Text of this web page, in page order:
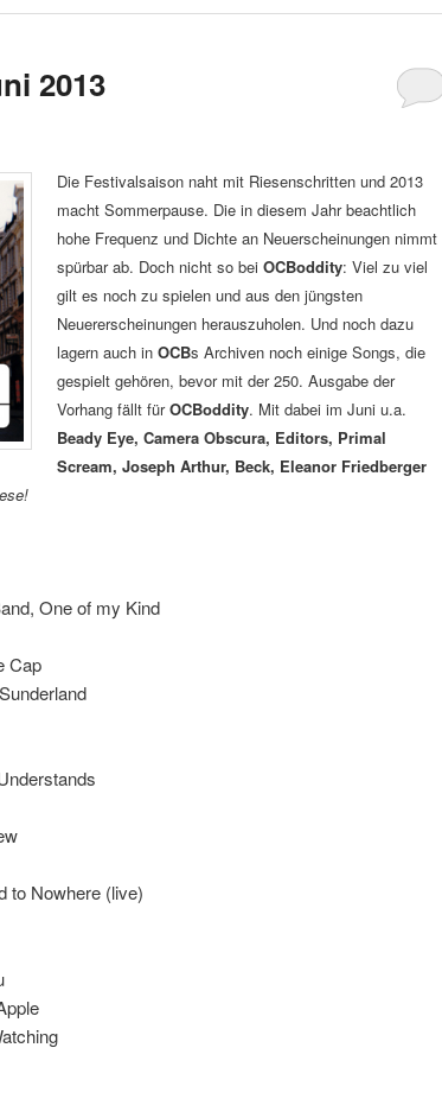
2013
Die Festivalsaison naht mit Riesenschritten und 2013
macht Sommerpause. Die in diesem Jahr beachtlich
hohe Frequenz und Dichte an Neuerscheinungen nimmt
spürbar ab. Doch nicht so beiOCBoddity: Viel zu viel
gilt es noch zu spielen und aus den jüngsten
Neuererscheinungen herauszuholen. Und noch dazu
lagern auch inOCBs Archiven noch einige Songs, die
gespielt gehören, bevor mit der 250. Ausgabe der
Vorhang fällt fürOCBoddity. Mit dabei im Juni u.a.
Beady Eye, Camera Obscura, Editors, Primal
Scream, Joseph Arthur, Beck, Eleanor Friedberger
One of my Kind
Cap
to Nowhere (live)